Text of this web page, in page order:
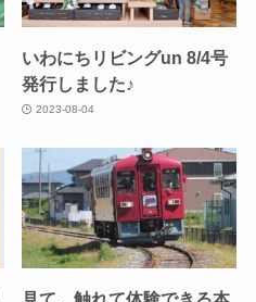
いわにちリビングun 8/4号
発行しました♪
2023-08-04